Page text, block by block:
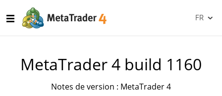
FR
MetaTrader 4 build 1160
Notes de version : MetaTrader 4